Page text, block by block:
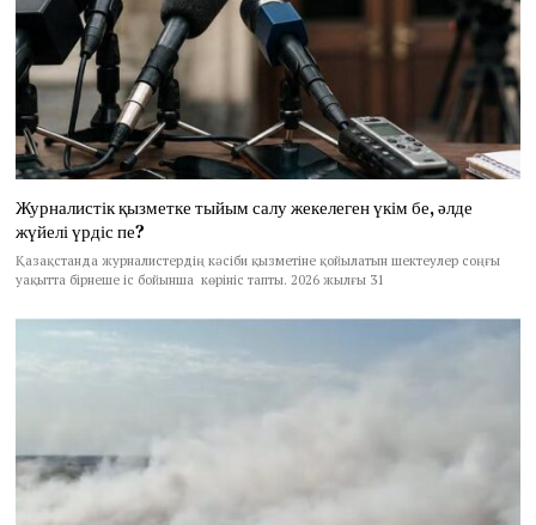
Журналистік қызметке тыйым салу жекелеген үкім бе, әлде
жүйелі үрдіс пе?
Қазақстанда журналистердің кәсіби қызметіне қойылатын шектеулер соңғы
уақытта бірнеше іс бойынша көрініс тапты. 2026 жылғы 31